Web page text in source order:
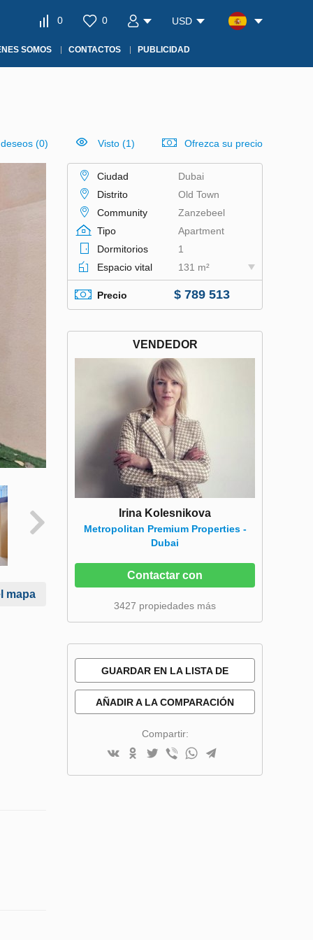
0 0 USD
SOMOS CONTACTOS PUBLICIDAD
(0) Visto (1) Ofrezca su precio
mapa
Ciudad
Dubai
Distrito
Old Town
Community
Zanzebeel
Tipo
Apartment
Dormitorios
1
Espacio vital
131 m²
Precio $ 789 513
VENDEDOR
Irina Kolesnikova
Metropolitan Premium Properties -
Dubai
Contactar con
3427 propiedades más
GUARDAR EN LA LISTA DE
AÑADIR A LA COMPARACIÓN
Compartir: